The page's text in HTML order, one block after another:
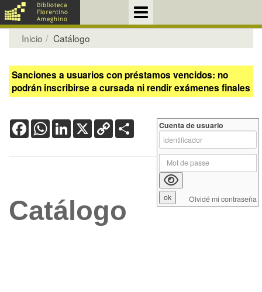
Inicio Catálogo
Sanciones a usuarios con préstamos vencidos: no
podrán inscribirse a cursada ni rendir exámenes finales
FacebookWhatsApp
LinkedIn
X Copy
Link
Catálogo
Cuenta de usuario
Olvidé mi contraseña